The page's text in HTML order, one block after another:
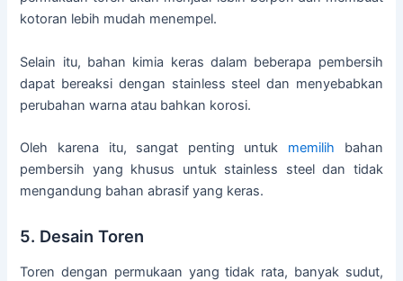
kotoran lebih mudah menempel.
Selain itu, bahan kimia keras dalam beberapa pembersih
dapat bereaksi dengan stainless steel dan menyebabkan
perubahan warna atau bahkan korosi.
Oleh karena itu, sangat penting untuk memilih bahan
pembersih yang khusus untuk stainless steel dan tidak
mengandung bahan abrasif yang keras.
5. Desain Toren
Toren dengan permukaan yang tidak rata, banyak sudut,